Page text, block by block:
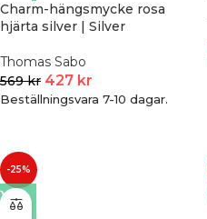
Charm-hängsmycke rosa
hjärta silver | Silver
Thomas Sabo
569kr 427 kr
Beställningsvara 7-10 dagar.
-25%